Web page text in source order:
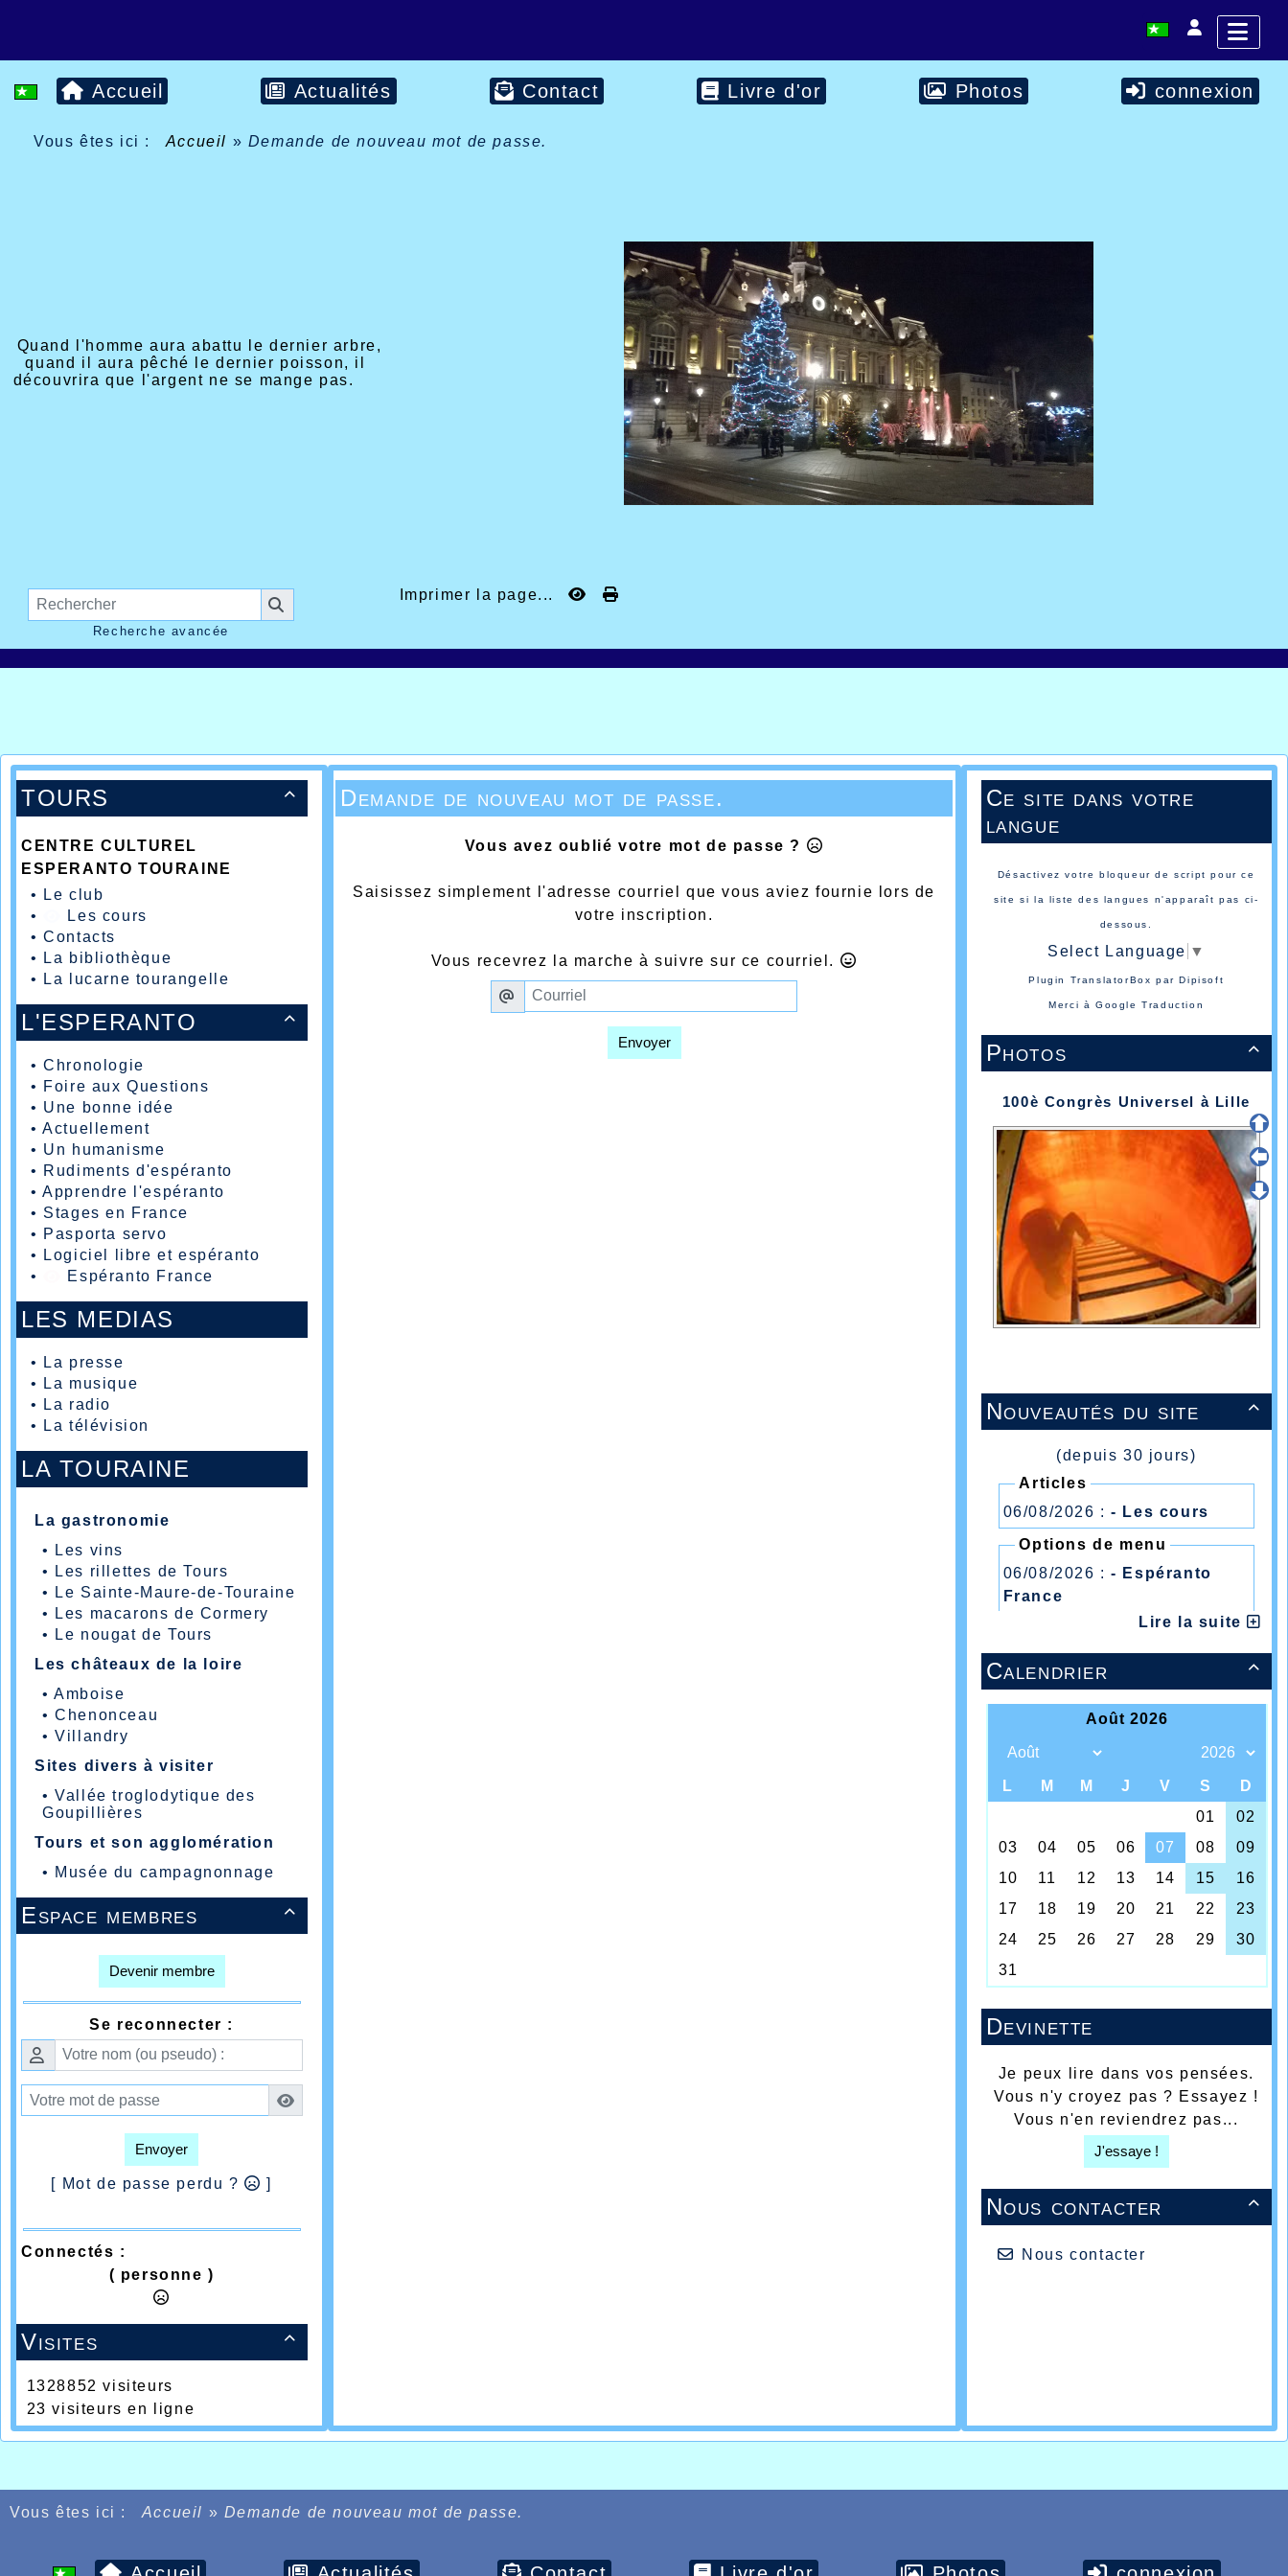
Accueil Actualités Contact Livre d'or Photos connexion
Vous êtes ici : Accueil » Demande de nouveau mot de passe.
Quand l'homme aura abattu le dernier arbre,
quand il aura pêché le dernier poisson, il
découvrira que l'argent ne se mange pas.
Recherche avancée
Imprimer la page...

TOURS
CENTRE CULTUREL
ESPERANTO TOURAINE
•
Le club
•
Les cours
•Contacts
•
La bibliothèque
•
La lucarne tourangelle

L'ESPERANTO
•Chronologie
• Foire aux Questions
• Une bonne idée
•Actuellement
• Un humanisme
• Rudiments d'espéranto
•Apprendre l'espéranto
• Stages en France
• Pasporta servo
•
Logiciel libre et espéranto
•
Espéranto France
LES MEDIAS
•
La presse
•
La musique
•
La radio
•
La télévision
LA TOURAINE
La gastronomie
•
Les vins
•
Les rillettes de Tours
•
Le Sainte-Maure-de-Touraine
•
Les macarons de Cormery
•
Le nougat de Tours
Les châteaux de la loire
•Amboise
•Chenonceau
•Villandry
Sites divers à visiter
•Vallée troglodytique des
Goupillières
Tours et son agglomération
• Musée du campagnonnage

Espace membres
Devenir membre
Se reconnecter :
Envoyer
[ Mot de passe perdu ? ]
Connectés :
( personne )

Visites
1328852 visiteurs
23 visiteurs en ligne
Demande de nouveau mot de passe.
Vous avez oublié votre mot de passe ?
Saisissez simplement l'adresse courriel que vous aviez fournie lors de
votre inscription.
Vous recevrez la marche à suivre sur ce courriel.
Envoyer
Ce site dans votre
langue
Désactivez votre bloqueur de script pour ce
site si la liste des langues n'apparaît pas ci-
dessous.
Select Language ▼
Plugin TranslatorBox parDipisoft
Merci àGoogle Traduction

Photos
100è Congrès Universel à Lille

Nouveautés du site
(depuis 30 jours)
Articles
06/08/2026 :- Les cours
Options de menu
06/08/2026 :- Espéranto
France
Lire la suite

Calendrier
Devinette
Je peux lire dans vos pensées.
Vous n'y croyez pas ? Essayez !
Vous n'en reviendrez pas...
J'essaye !

Nous contacter
Nous contacter
Vous êtes ici : Accueil » Demande de nouveau mot de passe.